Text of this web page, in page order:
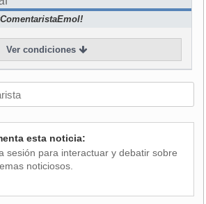
el
1,2% en abril y es mucho
peor a lo esperado
Ver condiciones
esta noticia:
sesión para interactuar y debatir sobre
noticiosos.